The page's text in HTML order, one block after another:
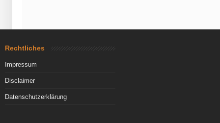
Rechtliches
Impressum
Disclaimer
Datenschutzerklärung